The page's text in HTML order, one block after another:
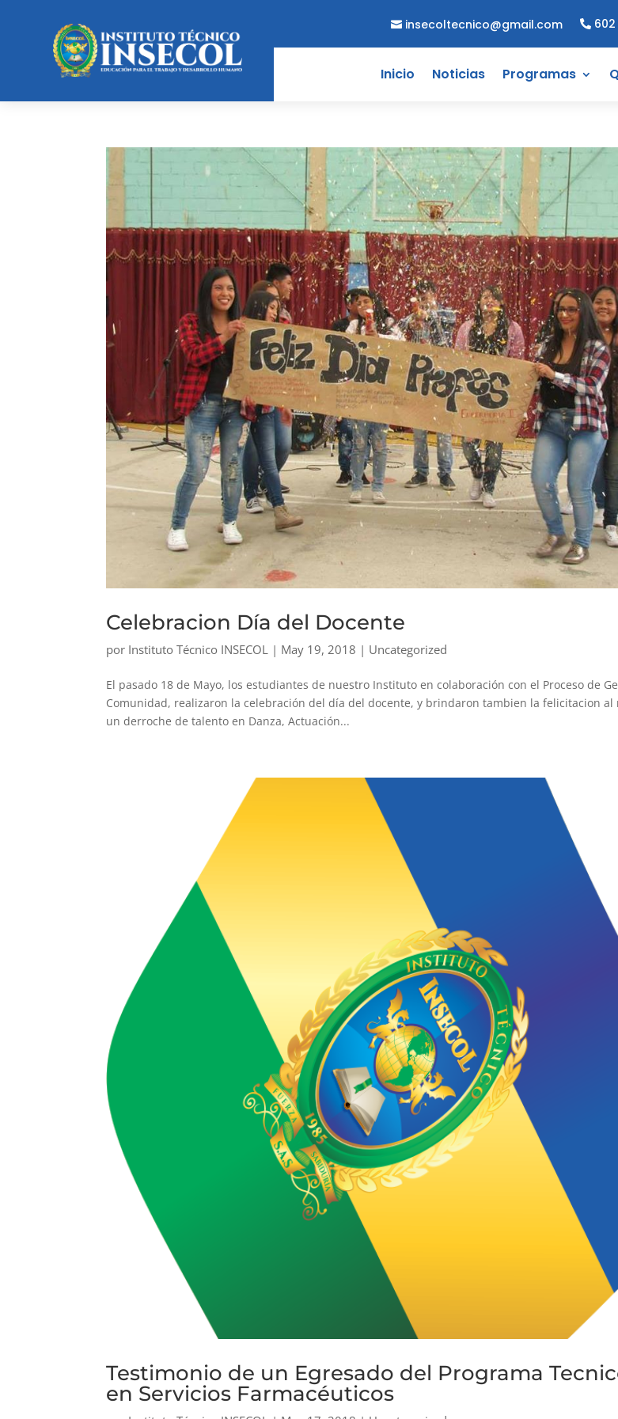
insecoltecnico@gmail.com
Inicio Noticias Programas
Celebracion Día del Docente
por Instituto Técnico INSECOL | May 19, 2018 | Uncategorized
El pasado 18 de Mayo, los estudiantes de nuestro Instituto en colaboración con el Proceso de
Comunidad, realizaron la celebración del día del docente, y brindaron tambien la felicitacion al
un derroche de talento en Danza, Actuación...
Testimonio de un Egresado del Programa
en Servicios Farmacéuticos